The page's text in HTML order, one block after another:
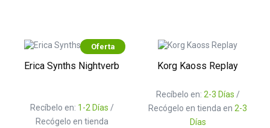
Oferta
Erica Synths Nightverb
Recíbelo en: 1-2 Días /
Recógelo en tienda
Korg Kaoss Replay
Recíbelo en: 2-3 Días /
Recógelo en tienda en 2-3
Días